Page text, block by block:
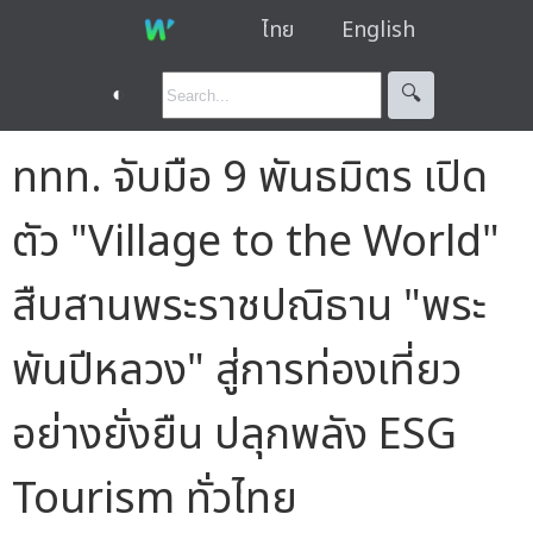
ไทย English
◐ 🔍︎
ททท. จับมือ 9 พันธมิตร เปิด
ตัว "Village to the World"
สืบสานพระราชปณิธาน "พระ
พันปีหลวง" สู่การท่องเที่ยว
อย่างยั่งยืน ปลุกพลัง ESG
Tourism ทั่วไทย